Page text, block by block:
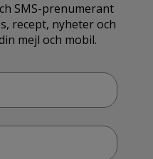
SMS-prenumerant
recept, nyheter och
mejl och mobil.